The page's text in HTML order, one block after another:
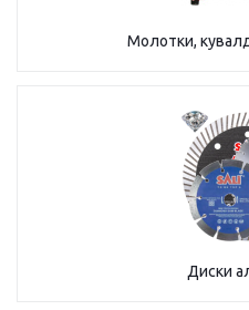
Молотки,
Диски